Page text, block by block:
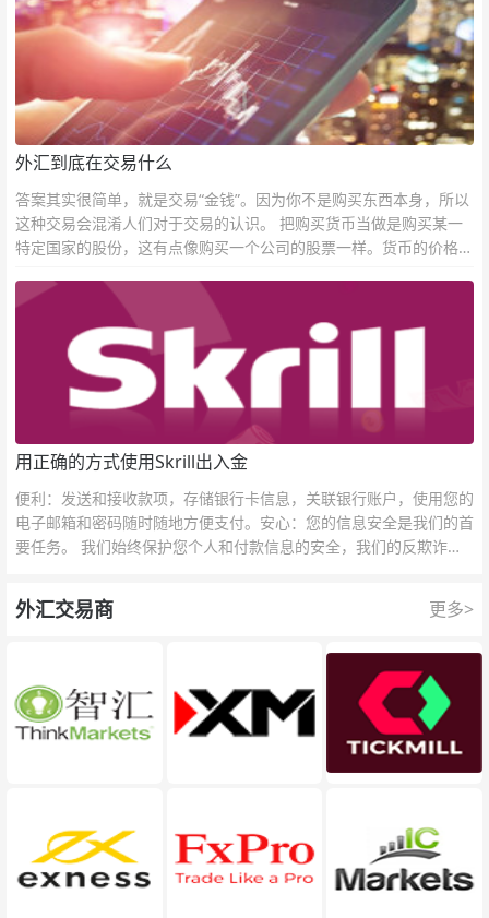
外汇到底在交易什么
答案其实很简单，就是交易“金钱”。因为你不是购买东西本身，所以
这种交易会混淆人们对于交易的认识。 把购买货币当做是购买某一
特定国家的股份，这有点像购买一个公司的股票一样。货币的价格直
用正确的方式使用Skrill出入金
便利：发送和接收款项，存储银行卡信息，关联银行账户，使用您的
电子邮箱和密码随时随地方便支付。安心：您的信息安全是我们的首
要任务。 我们始终保护您个人和付款信息的安全，我们的反欺诈团
外汇交易商 更多>